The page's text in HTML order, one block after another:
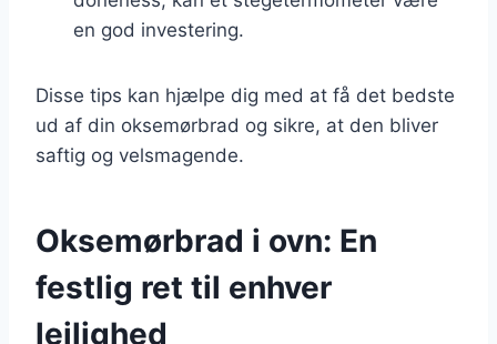
en god investering.
Disse tips kan hjælpe dig med at få det bedste
ud af din oksemørbrad og sikre, at den bliver
saftig og velsmagende.
Oksemørbrad i ovn: En
festlig ret til enhver
lejlighed